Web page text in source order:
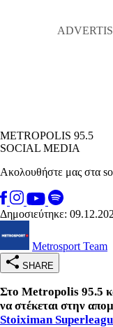
METROPOLIS 95.5
SOCIAL MEDIA
Ακολουθήστε μας στα
Δημοσιεύτηκε:
Metrosport Team
SHARE
Στο Metropolis 95.5
να στέκεται στην
Stoiximan